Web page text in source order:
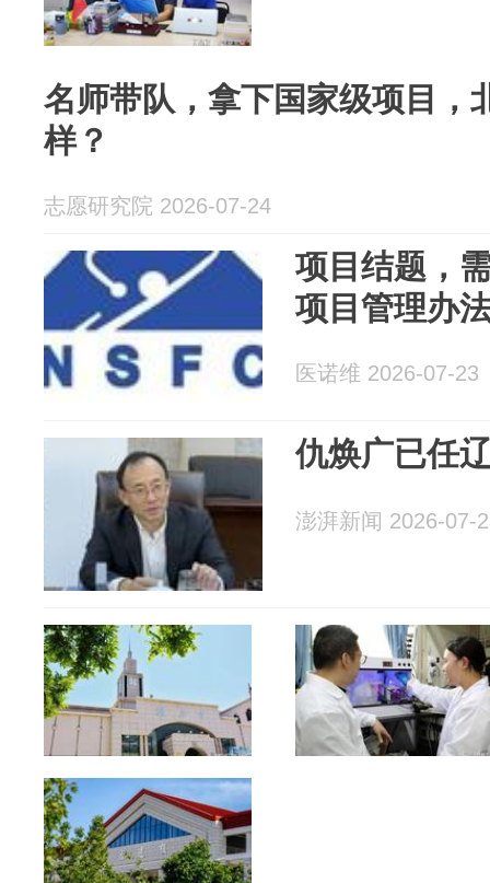
名师带队，拿下国家级项目，
样？
志愿研究院 2026-07-24
项目结题，
项目管理办
医诺维 2026-07-23
仇焕广已任
澎湃新闻 2026-07-